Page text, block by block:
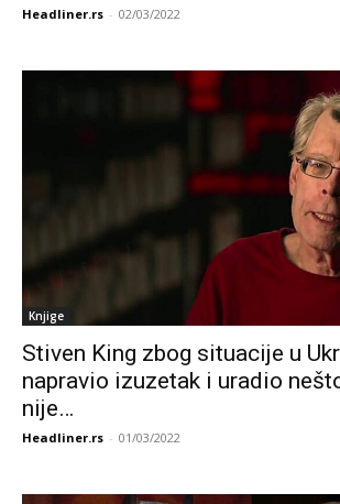
Headliner.rs - 02/03/2022
Knjige
Stiven King zbog situacije u
napravio izuzetak i uradio
nije…
Headliner.rs - 01/03/2022